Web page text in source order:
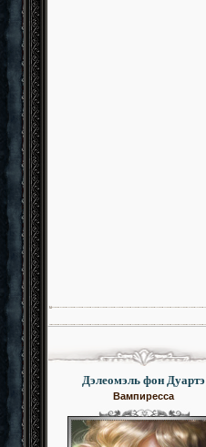
Дэлеомэль фон Дуартэ
Вампиресса